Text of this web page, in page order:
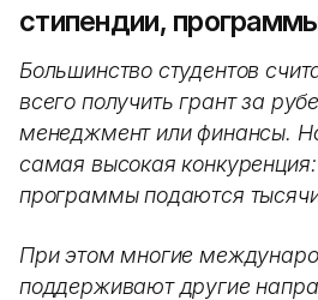
стипендии,
Большинство студентов
всего получить грант за
менеджмент или финансы.
самая высокая
программы подаются
При этом многие
поддерживают другие